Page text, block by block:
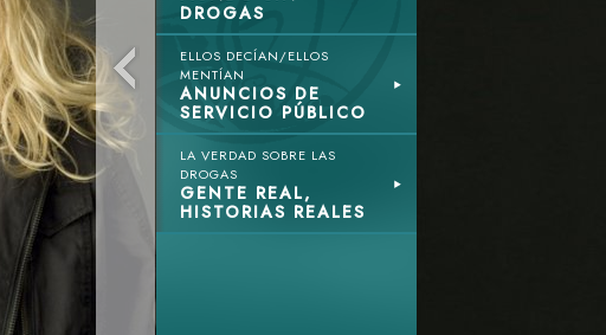
DROGAS
ELLOS DECÍAN/ELLOS
MENTÍAN
ANUNCIOS DE
SERVICIO PÚBLICO
LA VERDAD SOBRE LAS
DROGAS
GENTE REAL,
HISTORIAS REALES